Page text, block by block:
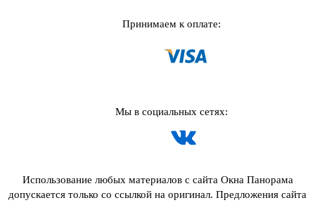
Принимаем к оплате:
Мы в социальных сетях:
Использование любых материалов с сайта Окна Панорама
допускается только со ссылкой на оригинал. Предложения сайта